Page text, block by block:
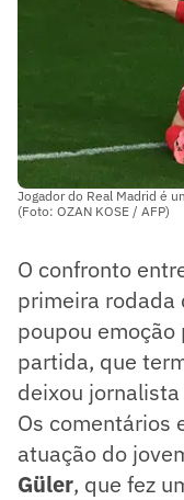
Jogador do Real Madrid é
(Foto: OZAN KOSE / AFP)
O confronto
primeira rodada
poupou
partida, que
deixou
Os comentários
atuação do
Güler, que fez